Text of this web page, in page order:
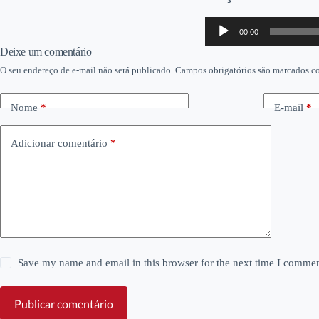
Tocador
áudio
00:00
Deixe um comentário
O seu endereço de e-mail não será publicado. Campos obrigatórios são marcados
Nome* E-mail*
Adicionar comentário *
Save my name and email in this browser for the next time I
Publicar comentário